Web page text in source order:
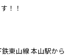
！！
東山線 本山駅から